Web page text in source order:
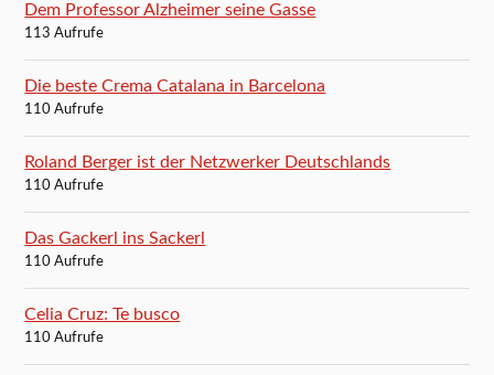
Dem Professor Alzheimer seine Gasse
113 Aufrufe
Die beste Crema Catalana in Barcelona
110 Aufrufe
Roland Berger ist der Netzwerker Deutschlands
110 Aufrufe
Das Gackerl ins Sackerl
110 Aufrufe
Celia Cruz: Te busco
110 Aufrufe